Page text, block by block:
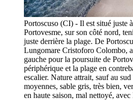
Portoscuso (CI) - Il est situé juste
Portovesme, sur son côté nord,
juste derrière la plage. De
Lungomare Cristoforo Colombo,
gauche pour la poursuite de
périphérique et la plage en
escalier. Nature attrait, sauf au
moyennes, sable gris, très bien,
en haute saison, mal nettoyé,